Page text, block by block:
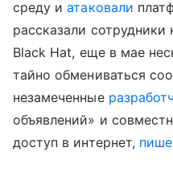
среду иатаковали
рассказали
Black Hat, еще в мае
тайно обмениваться
незамеченные
объявлений» и
доступ в интернет,